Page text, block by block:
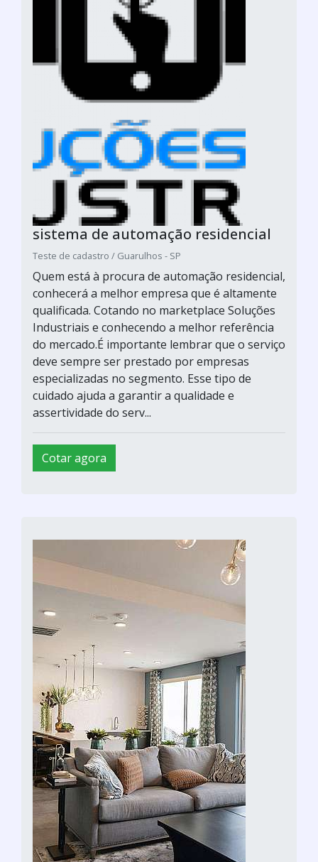
sistema de automação residencial
Teste de cadastro / Guarulhos - SP
Quem está à procura de automação residencial,
conhecerá a melhor empresa que é altamente
qualificada. Cotando no marketplace Soluções
Industriais e conhecendo a melhor referência
do mercado.É importante lembrar que o serviço
deve sempre ser prestado por empresas
especializadas no segmento. Esse tipo de
cuidado ajuda a garantir a qualidade e
assertividade do serv...
Cotar agora